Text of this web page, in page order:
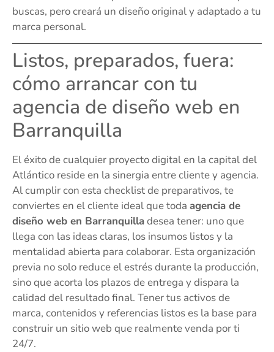
buscas, pero creará un diseño original y adaptado a tu
marca personal.
Listos, preparados, fuera:
cómo arrancar con tu
agencia de diseño web en
Barranquilla
El éxito de cualquier proyecto digital en la capital del
Atlántico reside en la sinergia entre cliente y agencia.
Al cumplir con esta checklist de preparativos, te
conviertes en el cliente ideal que toda agencia de
diseño web en Barranquilladesea tener: uno que
llega con las ideas claras, los insumos listos y la
mentalidad abierta para colaborar. Esta organización
previa no solo reduce el estrés durante la producción,
sino que acorta los plazos de entrega y dispara la
calidad del resultado final. Tener tus activos de
marca, contenidos y referencias listos es la base para
construir un sitio web que realmente venda por ti
24/7.